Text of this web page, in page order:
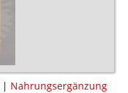
| Nahrungsergänzung